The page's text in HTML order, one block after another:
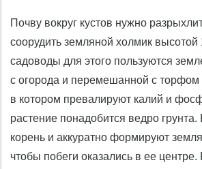
Почву вокруг кустов нужно
соорудить земляной холмик
садоводы для этого пользуются
с огорода и перемешанной с торфом
в котором превалируют калий и
растение понадобится ведро
корень и аккуратно формируют
чтобы побеги оказались в ее центре.